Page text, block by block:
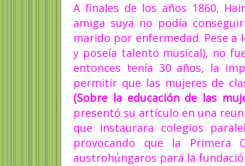
A finales de los años 1860,
amiga suya no podía
marido por enfermedad. Pese a
y poseía talento musical), no
entonces tenía 30 años, la
permitir que las mujeres de
(Sobre la educación de las
presentó su artículo en una
que instaurara colegios
provocando que la Primera
austrohúngaros para la